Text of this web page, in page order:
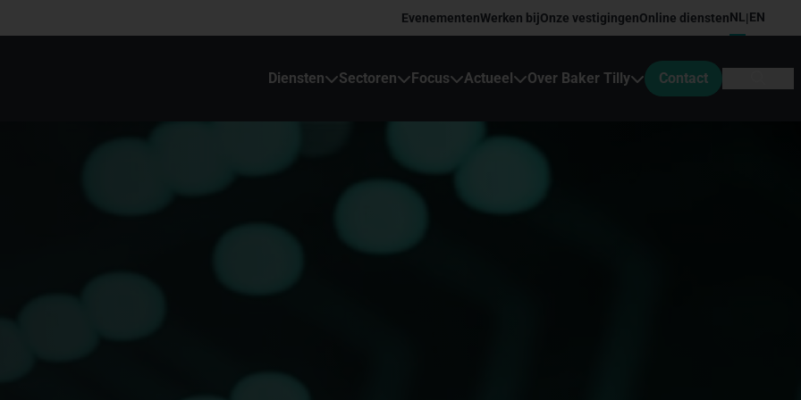
EvenementenWerken bijOnze vestigingenOnline dienstenNL|EN
Diensten Sectoren Focus Actueel Over Baker Tilly Contact